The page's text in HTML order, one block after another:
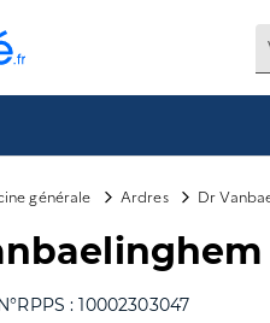
générale Ardres Dr
: 10002303047